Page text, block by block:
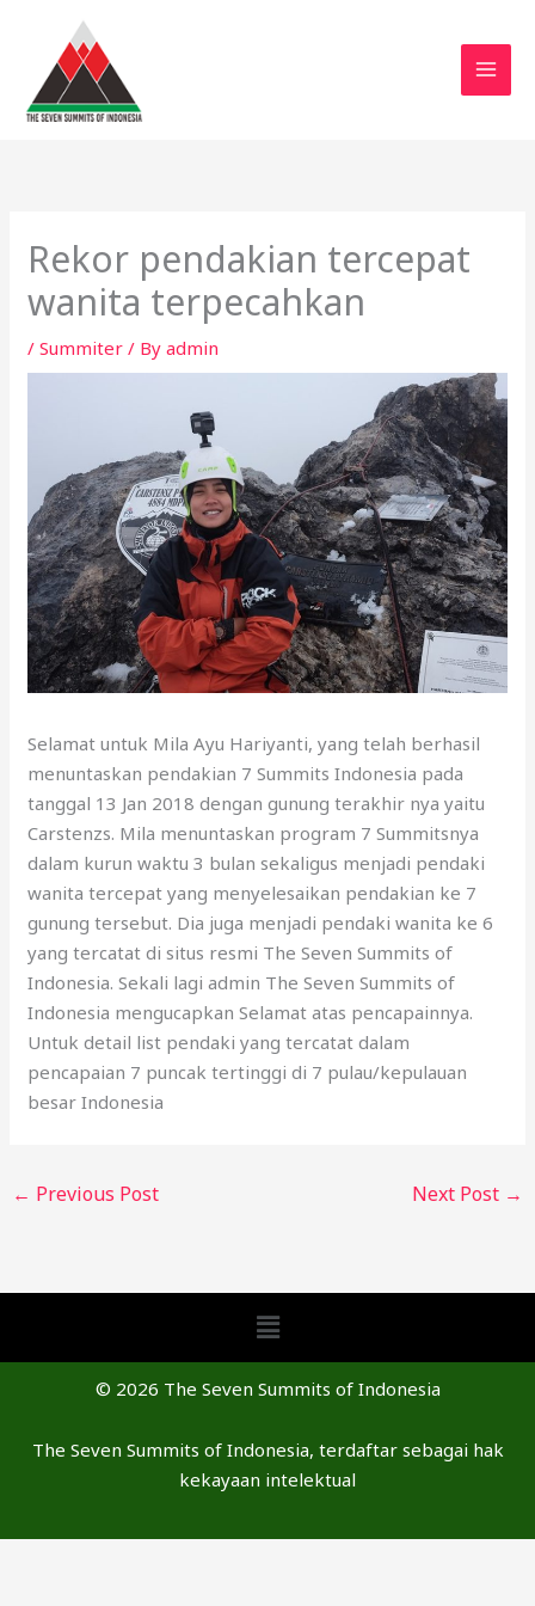
content
Rekor pendakian tercepat
wanita terpecahkan
/Summiter / Byadmin
Selamat untuk Mila Ayu Hariyanti, yang telah berhasil
menuntaskan pendakian 7 Summits Indonesia pada
tanggal 13 Jan 2018 dengan gunung terakhir nya yaitu
Carstenzs. Mila menuntaskan program 7 Summitsnya
dalam kurun waktu 3 bulan sekaligus menjadi pendaki
wanita tercepat yang menyelesaikan pendakian ke 7
gunung tersebut. Dia juga menjadi pendaki wanita ke 6
yang tercatat di situs resmi The Seven Summits of
Indonesia. Sekali lagi admin The Seven Summits of
Indonesia mengucapkan Selamat atas pencapainnya.
Untuk detail list pendaki yang tercatat dalam
pencapaian 7 puncak tertinggi di 7 pulau/kepulauan
besar Indonesia
← Previous Post Next Post →
Menu
© 2026 The Seven Summits of Indonesia
The Seven Summits of Indonesia, terdaftar sebagai hak
kekayaan intelektual